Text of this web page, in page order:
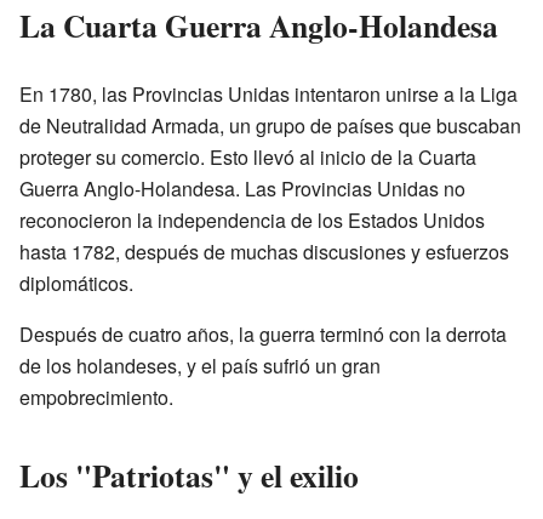
La Cuarta Guerra Anglo-Holandesa
En 1780, las Provincias Unidas intentaron unirse a la Liga
de Neutralidad Armada, un grupo de países que buscaban
proteger su comercio. Esto llevó al inicio de la Cuarta
Guerra Anglo-Holandesa. Las Provincias Unidas no
reconocieron la independencia de los Estados Unidos
hasta 1782, después de muchas discusiones y esfuerzos
diplomáticos.
Después de cuatro años, la guerra terminó con la derrota
de los holandeses, y el país sufrió un gran
empobrecimiento.
Los "Patriotas" y el exilio